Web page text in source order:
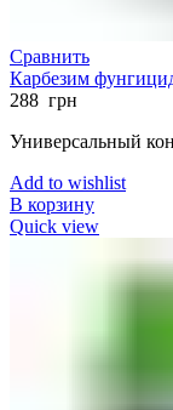
Сравнить
Карбезим
288 грн
Универсальный
Add to wishlist
В корзину
Quick view